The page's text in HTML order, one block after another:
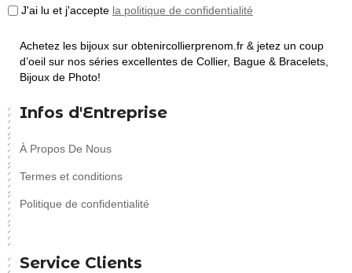
J'ai lu et j'accepte la politique de confidentialité
Achetez les bijoux sur obtenircollierprenom.fr & jetez un coup
d’oeil sur nos séries excellentes de Collier, Bague & Bracelets,
Bijoux de Photo!
Infos d'Entreprise
À Propos De Nous
Termes et conditions
Politique de confidentialité
Service Clients